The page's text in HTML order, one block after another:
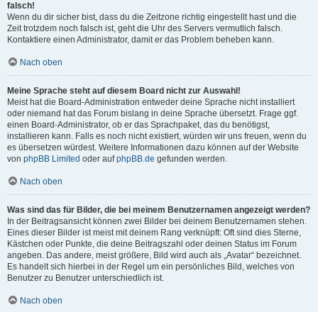
falsch!
Wenn du dir sicher bist, dass du die Zeitzone richtig eingestellt hast und die
Zeit trotzdem noch falsch ist, geht die Uhr des Servers vermutlich falsch.
Kontaktiere einen Administrator, damit er das Problem beheben kann.
Nach oben
Meine Sprache steht auf diesem Board nicht zur Auswahl!
Meist hat die Board-Administration entweder deine Sprache nicht installiert
oder niemand hat das Forum bislang in deine Sprache übersetzt. Frage ggf.
einen Board-Administrator, ob er das Sprachpaket, das du benötigst,
installieren kann. Falls es noch nicht existiert, würden wir uns freuen, wenn du
es übersetzen würdest. Weitere Informationen dazu können auf der Website
von phpBB Limited oder aufphpBB.de gefunden werden.
Nach oben
Was sind das für Bilder, die bei meinem Benutzernamen angezeigt werden?
In der Beitragsansicht können zwei Bilder bei deinem Benutzernamen stehen.
Eines dieser Bilder ist meist mit deinem Rang verknüpft: Oft sind dies Sterne,
Kästchen oder Punkte, die deine Beitragszahl oder deinen Status im Forum
angeben. Das andere, meist größere, Bild wird auch als „Avatar“ bezeichnet.
Es handelt sich hierbei in der Regel um ein persönliches Bild, welches von
Benutzer zu Benutzer unterschiedlich ist.
Nach oben